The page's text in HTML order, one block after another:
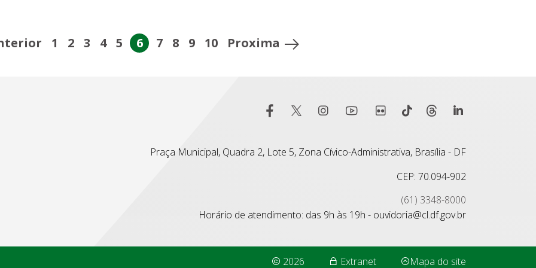
1 2 3 4 5 6 7 8 9 10 Proxima
Praça Municipal, Quadra 2, Lote 5, Zona Cívico-Administrativa, Brasília - DF
CEP: 70.094-902
(61) 3348-8000
Horário de atendimento: das 9h às 19h - ouvidoria@cl.df.gov.br
2026 Extranet Mapa do site